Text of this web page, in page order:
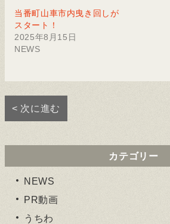
き
ま
す)
だ
さ
(新
し
ド
で
き
当番町山車市内曳き回しが
スタート！
2025年8月15日
NEWS
< 次に進む
カテゴリー
NEWS
PR動画
うちわ